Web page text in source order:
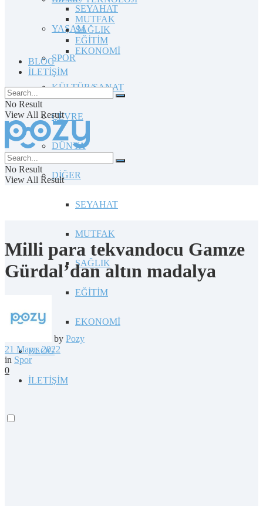
YAŞAM
SPOR
KÜLTÜR/SANAT
ÇEVRE
DÜNYA
DİĞER
SEYAHAT
MUTFAK
SAĞLIK
EĞİTİM
EKONOMİ
BLOG
İLETİŞİM
SEYAHAT
MUTFAK
SAĞLIK
EĞİTİM
EKONOMİ
BLOG
İLETİŞİM
No Result
View All Result
No Result
View All Result
Milli para tekvandocu Gamze
Gürdal’dan altın madalya
by Pozy
21 Mayıs 2022
in Spor
0